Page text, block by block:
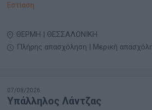
Εστίαση
ΘΕΡΜΗ | ΘΕΣΣΑΛΟΝΙΚΗ
Πλήρης απασχόληση | Μερική
07/08/2026
Υπάλληλος Λάντζας